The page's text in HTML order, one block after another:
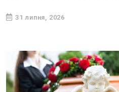
31 липня, 2026